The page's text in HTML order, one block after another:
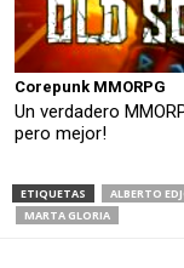
Corepunk MMORPG
Un verdadero
pero mejor!
ETIQUETAS ALBERTO
MARTA GLORIA